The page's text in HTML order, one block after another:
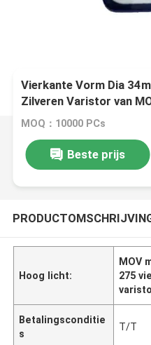
Vierkante Vorm Dia
Zilveren Varistor van
MOQ：10000 PCs
Beste prijs
Hoog licht:
MOV
275
Betalingsconditie
s
T/T